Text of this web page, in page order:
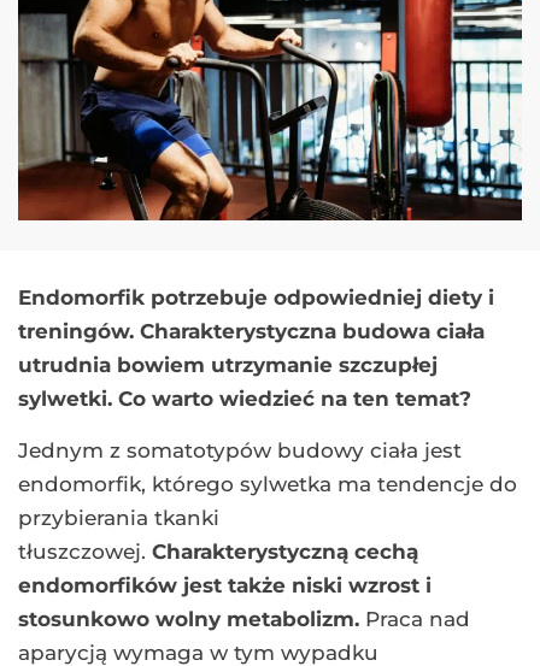
Endomorfik potrzebuje odpowiedniej diety i
treningów. Charakterystyczna budowa ciała
utrudnia bowiem utrzymanie szczupłej
sylwetki. Co warto wiedzieć na ten temat?
Jednym z somatotypów budowy ciała jest
endomorfik, którego sylwetka ma tendencje do
przybierania tkanki
tłuszczowej. Charakterystyczną cechą
endomorfików jest także niski wzrost i
stosunkowo wolny metabolizm. Praca nad
aparycją wymaga w tym wypadku